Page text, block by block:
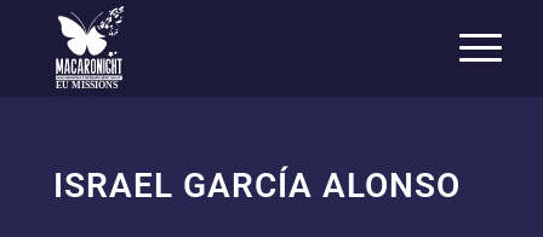
EU MISSIONS
ISRAEL GARCÍA ALONSO